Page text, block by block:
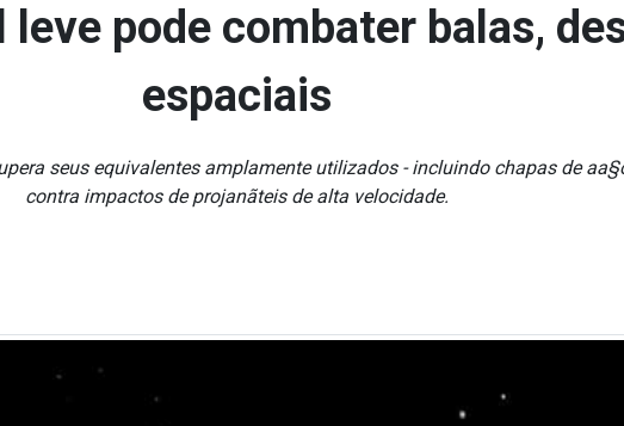
leve pode combater balas,
espaciais
seus equivalentes amplamente utilizados - incluindo chapas de
contra impactos de projanãteis de alta velocidade.